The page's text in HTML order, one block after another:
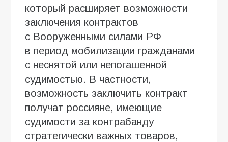
который расширяет возможности
заключения контрактов
с Вооруженными силами РФ
в период мобилизации гражданами
с неснятой или непогашенной
судимостью. В частности,
возможность заключить контракт
получат россияне, имеющие
судимости за контрабанду
стратегически важных товаров,